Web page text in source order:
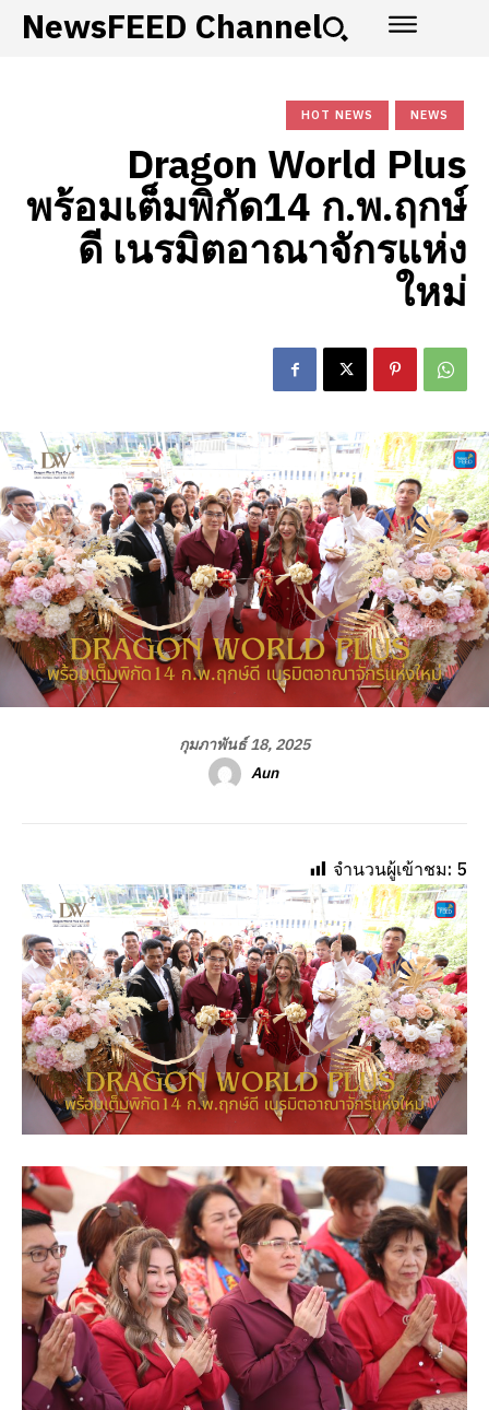
NewsFEED Channel
HOT NEWS NEWS
Dragon World Plus
พร้อมเต็มพิกัด14 ก.พ.ฤกษ์
ดี เนรมิตอาณาจักรแห่ง
ใหม่
กุมภาพันธ์ 18, 2025
Aun
จำนวนผู้เข้าชม: 5